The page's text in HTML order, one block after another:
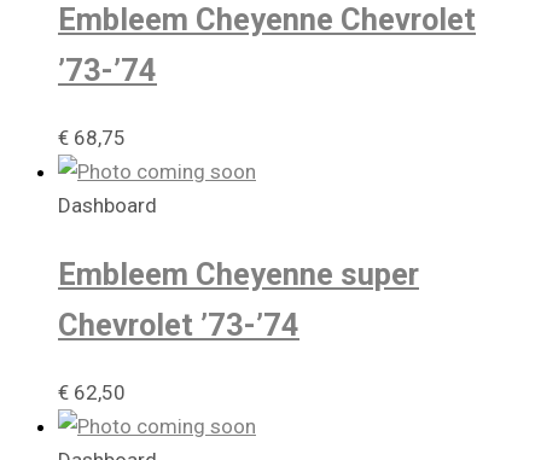
Embleem Cheyenne Chevrolet
’73-’74
€ 68,75
Dashboard
Embleem Cheyenne super
Chevrolet ’73-’74
€ 62,50